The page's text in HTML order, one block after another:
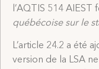
l’AQTIS 514 AIEST
québécoise sur le
L’article 24.2 a été
version de la LSA